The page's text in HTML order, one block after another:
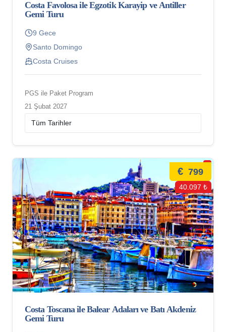
Costa Favolosa ile Egzotik Karayip ve Antiller
Gemi Turu
9 Gece
Santo Domingo
Costa Cruises
PGS ile Paket Program
21 Şubat 2027
€ 799
40.097 ₺
Costa Toscana ile Balear Adaları ve Batı Akdeniz
Gemi Turu